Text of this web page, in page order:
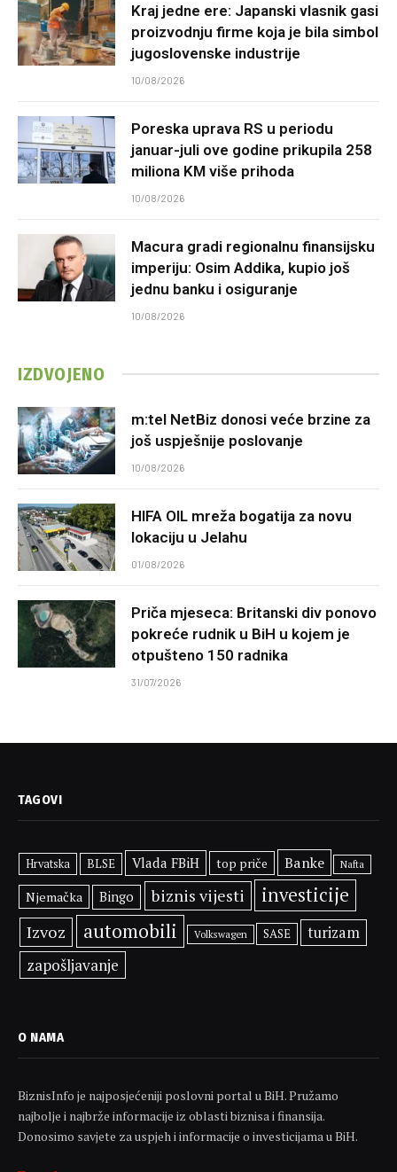
Kraj jedne ere: Japanski vlasnik gasi
proizvodnju firme koja je bila simbol
jugoslovenske industrije
10/08/2026
Poreska uprava RS u periodu
januar-juli ove godine prikupila 258
miliona KM više prihoda
10/08/2026
Macura gradi regionalnu finansijsku
imperiju: Osim Addika, kupio još
jednu banku i osiguranje
10/08/2026
IZDVOJENO
m:tel NetBiz donosi veće brzine za
još uspješnije poslovanje
10/08/2026
HIFA OIL mreža bogatija za novu
lokaciju u Jelahu
01/08/2026
Priča mjeseca: Britanski div ponovo
pokreće rudnik u BiH u kojem je
otpušteno 150 radnika
31/07/2026
TAGOVI
Hrvatska BLSE Vlada FBiH top priče Banke Nafta
Njemačka Bingo biznis vijesti investicije
Izvoz automobili Volkswagen SASE turizam
zapošljavanje
O NAMA
BiznisInfo je najposjećeniji poslovni portal u BiH. Pružamo
najbolje i najbrže informacije iz oblasti biznisa i finansija.
Donosimo savjete za uspjeh i informacije o investicijama u BiH.